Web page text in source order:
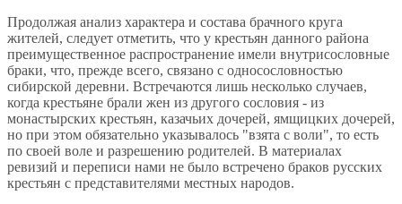
Продолжая анализ характера и состава брачного круга
жителей, следует отметить, что у крестьян данного района
преимущественное распространение имели внутрисословные
браки, что, прежде всего, связано с односословностью
сибирской деревни. Встречаются лишь несколько случаев,
когда крестьяне брали жен из другого сословия - из
монастырских крестьян, казачьих дочерей, ямщицких дочерей,
но при этом обязательно указывалось "взята с воли", то есть
по своей воле и разрешению родителей. В материалах
ревизий и переписи нами не было встречено браков русских
крестьян с представителями местных народов.